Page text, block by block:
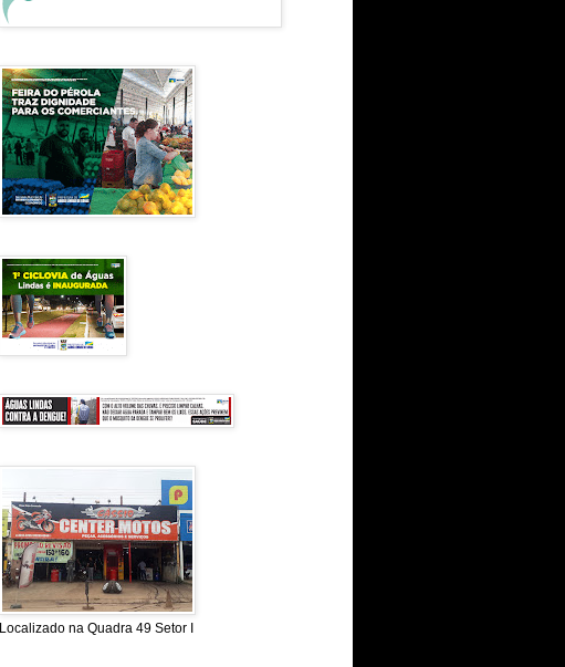
Localizado na Quadra 49 Setor I